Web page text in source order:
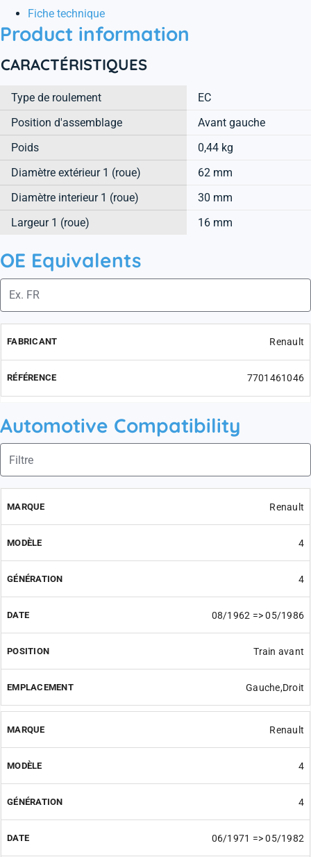
Fiche technique
Product information
CARACTÉRISTIQUES
Type de roulement
EC
Position d'assemblage
Avant gauche
Poids
0,44 kg
Diamètre extérieur 1 (roue)
62 mm
Diamètre interieur 1 (roue)
30 mm
Largeur 1 (roue)
16 mm
OE Equivalents
Renault
7701461046
Automotive Compatibility
Renault
4
4
08/1962 => 05/1986
Train avant
Gauche,Droit
Renault
4
4
06/1971 => 05/1982